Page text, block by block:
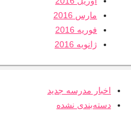
مارس 2016
فوریه 2016
ژانویه 2016
اخبار مدرسه جدید
دسته‌بندی نشده